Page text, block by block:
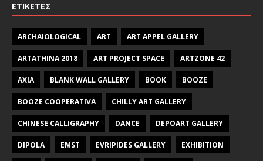
ΕΤΙΚΈΤΕΣ
ARCHAIOLOGICAL ART ART APPEL GALLERY
ARTATHINA 2018 ART PROJECT SPACE ARTZONE 42
AXIA BLANK WALL GALLERY BOOK BOOZE
BOOZE COOPERATIVA CHILLY ART GALLERY
CHINESE CALLIGRAPHY DANCE DEPOART GALLERY
DIPOLA EMST EVRIPIDES GALLERY EXHIBITION